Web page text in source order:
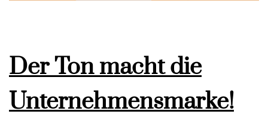
Der Ton macht die
Unternehmensmarke!